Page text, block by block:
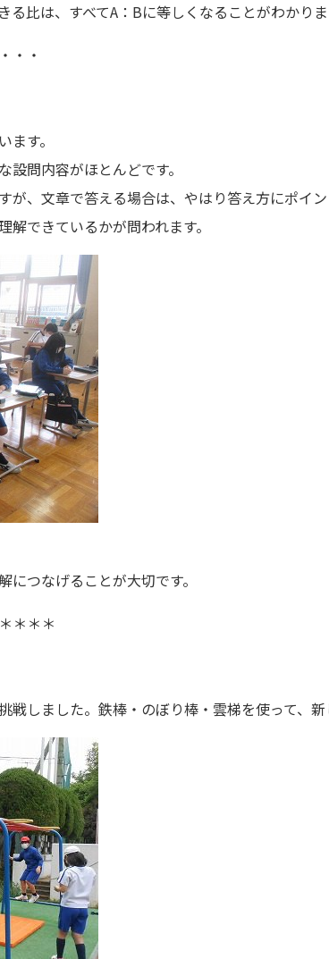
比は、すべてA：Bに等しくなることがわかりま
・・
す。
問内容がほとんどです。
が、文章で答える場合は、やはり答え方にポイン
できているかが問われます。
つなげることが大切です。
＊＊＊
しました。鉄棒・のぼり棒・雲梯を使って、新